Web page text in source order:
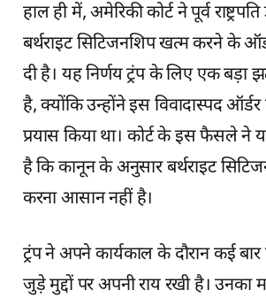
हाल ही में, अमेरिकी कोर्ट ने पूर्व
बर्थराइट सिटिजनशिप खत्म करने के
दी है। यह निर्णय ट्रंप के लिए एक बड़ा
है, क्योंकि उन्होंने इस विवादास्पद
प्रयास किया था। कोर्ट के इस फैसले ने
है कि कानून के अनुसार बर्थराइट
करना आसान नहीं है।
ट्रंप ने अपने कार्यकाल के दौरान कई
जुड़े मुद्दों पर अपनी राय रखी है। उनका